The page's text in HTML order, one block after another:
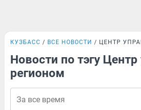
КУЗБАСС ВСЕ НОВОСТИ ЦЕНТР
Новости по тэгу
регионом